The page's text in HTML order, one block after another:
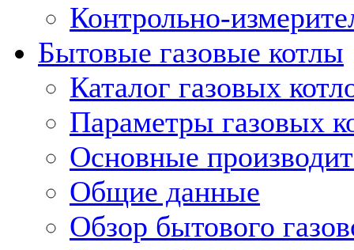
Контрольно-
Бытовые газовые котлы
Каталог газовых
Параметры газовых
Основные
Общие данные
Обзор бытового